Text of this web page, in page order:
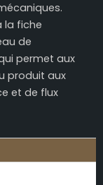
la fiche
de
permet aux
produit aux
et de flux